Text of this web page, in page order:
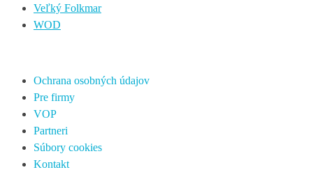
Veľký Folkmar
WOD
Ochrana osobných údajov
Pre firmy
VOP
Partneri
Súbory cookies
Kontakt